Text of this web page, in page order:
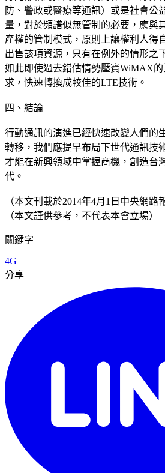
防、警政或醫療等通訊）或是社會公
量，對於頻譜似無管制的必要，應與
產權的管制模式，原則上讓權利人得
出售該項資源，只有在例外的情形之
如此即使過去錯估情勢壓寶WiMAX
求，快速轉換成較佳的LTE技術。
四、結論
行動通訊的演進已經快速改變人們的
轉移，我們應提早布局下世代通訊技
才能在新興領域中掌握商機，創造台
代。
（本文刊載於2014年4月1日中央網路
（本文謹供參考，不代表本會立場）
關鍵字
4G
分享